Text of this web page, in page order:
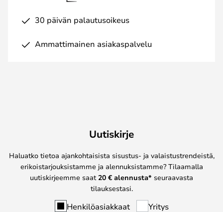
30 päivän palautusoikeus
Ammattimainen asiakaspalvelu
Uutiskirje
Haluatko tietoa ajankohtaisista sisustus- ja valaistustrendeistä,
erikoistarjouksistamme ja alennuksistamme? Tilaamalla
uutiskirjeemme saat 20 € alennusta* seuraavasta
tilauksestasi.
Henkilöasiakkaat Yritys